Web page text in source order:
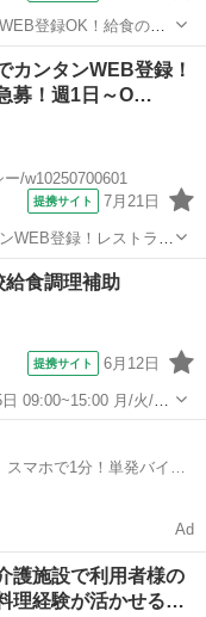
登録OK！給食の調
調理補助のお仕事！
カンタンWEB登録！
募！週1日～O…
/w10250700601
提携サイト 7月21日
WEB登録！レストラン
レストランホールスタ
食調理補助
提携サイト 6月12日
マホで1分！単発バイト
Ad
護施設で利用者様の
理経験が活かせる…